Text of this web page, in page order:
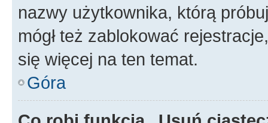
nazwy użytkownika, którą
mógł też zablokować
się więcej na ten temat.
Góra